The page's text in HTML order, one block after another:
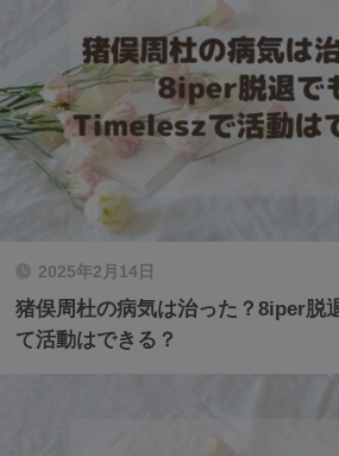
2025年2月14日
猪俣周杜の病気は治った？8iper脱
て活動はできる？